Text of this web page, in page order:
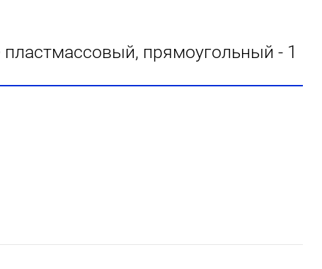
прямоугольный - 1